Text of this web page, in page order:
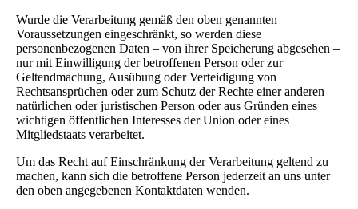
Wurde die Verarbeitung gemäß den oben genannten
Voraussetzungen eingeschränkt, so werden diese
personenbezogenen Daten – von ihrer Speicherung abgesehen –
nur mit Einwilligung der betroffenen Person oder zur
Geltendmachung, Ausübung oder Verteidigung von
Rechtsansprüchen oder zum Schutz der Rechte einer anderen
natürlichen oder juristischen Person oder aus Gründen eines
wichtigen öffentlichen Interesses der Union oder eines
Mitgliedstaats verarbeitet.
Um das Recht auf Einschränkung der Verarbeitung geltend zu
machen, kann sich die betroffene Person jederzeit an uns unter
den oben angegebenen Kontaktdaten wenden.